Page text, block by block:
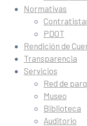
Normativas
PDOT
Rendición de
Transparencia
Servicios
Red de
Museo
Biblioteca
Auditorio